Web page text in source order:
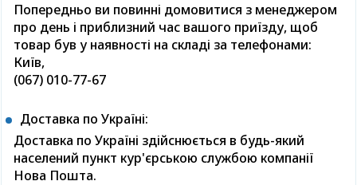
Попередньо ви повинні домовитися з менеджером
про день і приблизний час вашого приїзду, щоб
товар був у наявності на складі за телефонами:
Київ,
(067) 010-77-67
Доставка по Україні:
Доставка по Україні здійснюється в будь-який
населений пункт кур'єрською службою компанії
Нова Пошта.